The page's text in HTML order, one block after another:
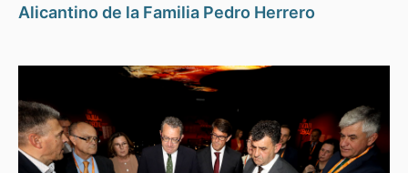
Alicantino de la Familia Pedro Herrero